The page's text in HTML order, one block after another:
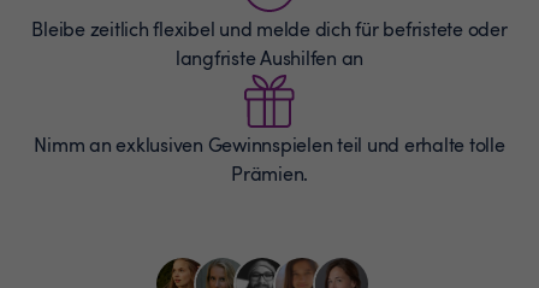
Bleibe zeitlich flexibel und melde dich für befristete oder
langfriste Aushilfen an
Nimm an exklusiven Gewinnspielen teil und erhalte tolle
Prämien.